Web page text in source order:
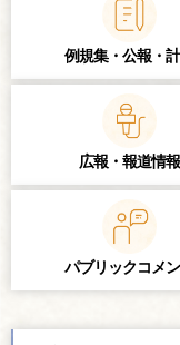
例規集・公報・
広報・報道情報
パブリックコメ